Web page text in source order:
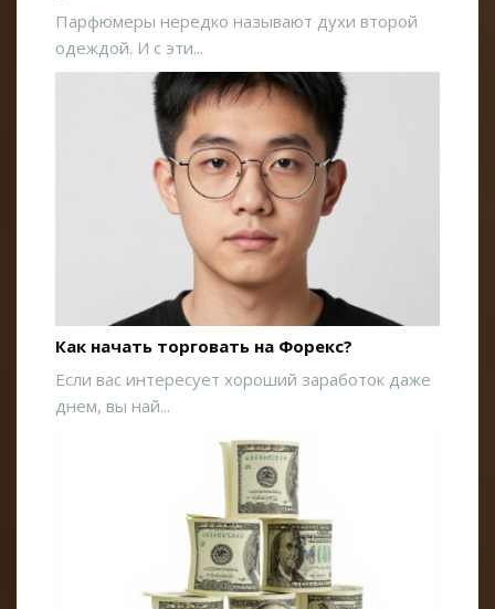
Парфюмеры нередко называют духи второй
одеждой. И с эти...
Как начать торговать на Форекс?
Если вас интересует хороший заработок даже
днем, вы най...